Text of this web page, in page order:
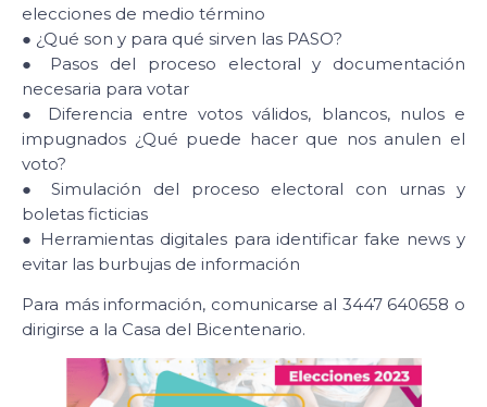
elecciones de medio término
● ¿Qué son y para qué sirven las PASO?
● Pasos del proceso electoral y documentación
necesaria para votar
● Diferencia entre votos válidos, blancos, nulos e
impugnados ¿Qué puede hacer que nos anulen el
voto?
● Simulación del proceso electoral con urnas y
boletas ficticias
● Herramientas digitales para identificar fake news y
evitar las burbujas de información
Para más información, comunicarse al 3447 640658 o
dirigirse a la Casa del Bicentenario.